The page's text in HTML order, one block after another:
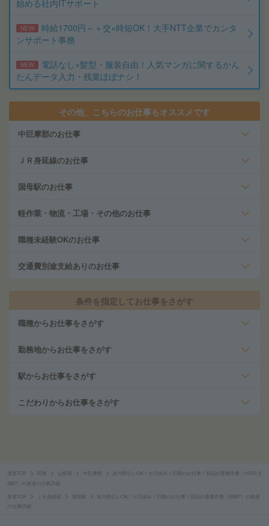
始める社内ITサポート
NEW
時給1700円～＋交×時短OK！大手NTT企業でカンタ
ンサポート事務
NEW
電話なし×髪型・服装自由！人気マンガに関するかん
たんデータ入力・残業ほぼナシ！
その他、こちらのお仕事もオススメです
中巨摩郡のお仕事
ＪＲ身延線のお仕事
国母駅のお仕事
軽作業・物流・工場・その他のお仕事
職種未経験OKのお仕事
交通費別途支給ありのお仕事
条件を指定してお仕事をさがす
職種からお仕事をさがす
勤務地からお仕事をさがす
駅からお仕事をさがす
こだわりからお仕事をさがす
派遣TOP 山梨県 中巨摩郡
給与即払いOK！土日休み！日勤のお仕事！部品の運搬作業（10210_6
5857）の派遣の仕事詳細
派遣TOP ＪＲ身延線 国母駅
給与即払いOK！土日休み！日勤のお仕事！部品の運搬作業（65857）の派遣
の仕事詳細